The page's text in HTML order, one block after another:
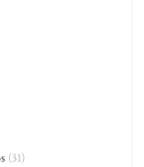
(31)